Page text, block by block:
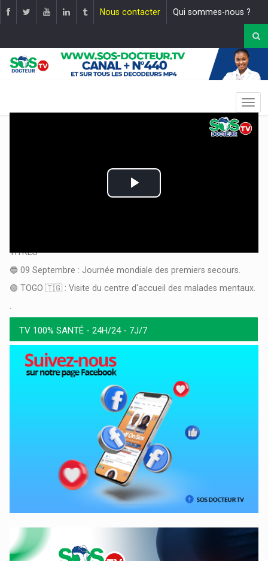
Nous contacter Qui sommes-nous ?
Play
TITRES
🔵 09 Septembre : Journée mondiale des premiers secours.
🟢 TOGO 🇹🇬 : Visite du centre d'accueil des malades mentaux.
TV 100% SANTÉ - 24H/24 - 7J/7